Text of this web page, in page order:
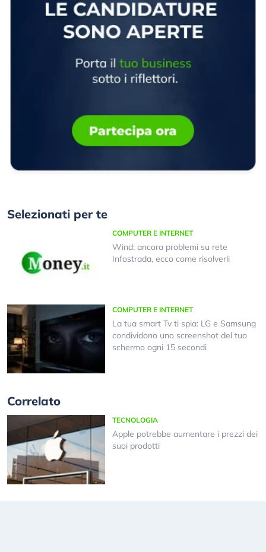
Selezionati per te
COMPUTER E INTERNET
Wind: ancora problemi su rete
Infostrada, ecco come risolverli
COMPUTER E INTERNET
La tua smart Tv ti spia: LG e Samsung
condividono uno screenshot del tuo
schermo ogni 15 secondi
Correlato
TECNOLOGIA
Apple potrebbe aumentare i prezzi dei
suoi prodotti